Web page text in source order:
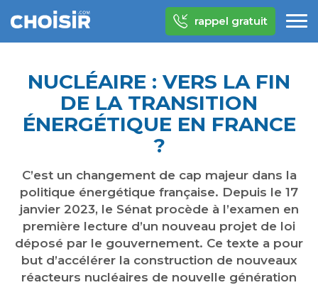
rappel gratuit
NUCLÉAIRE : VERS LA FIN
DE LA TRANSITION
ÉNERGÉTIQUE EN FRANCE
?
C’est un changement de cap majeur dans la
politique énergétique française. Depuis le 17
janvier 2023, le Sénat procède à l’examen en
première lecture d’un nouveau projet de loi
déposé par le gouvernement. Ce texte a pour
but d’accélérer la construction de nouveaux
réacteurs nucléaires de nouvelle génération